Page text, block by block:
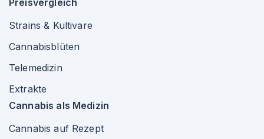
Preisvergleich
Strains & Kultivare
Cannabisblüten
Telemedizin
Extrakte
Cannabis als Medizin
Cannabis auf Rezept